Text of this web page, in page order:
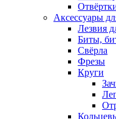
Аксессуары
Лезвия
Биты,
Свёрла
Фрезы
Круги